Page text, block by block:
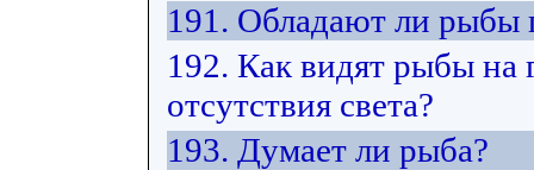
191. Обладают ли рыбы
192. Как видят рыбы на
отсутствия света?
193. Думает ли рыба?